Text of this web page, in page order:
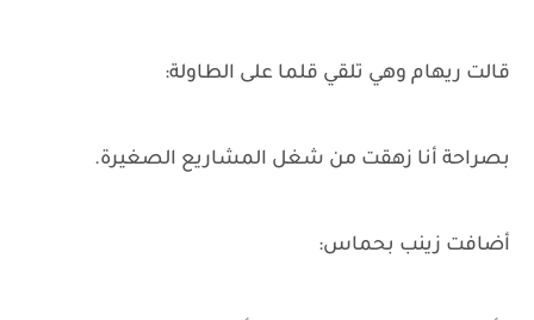
قالت ريهام وهي تلقي قلما على الطاولة:
بصراحة أنا زهقت من شغل المشاريع الصغيرة.
أضافت زينب بحماس: